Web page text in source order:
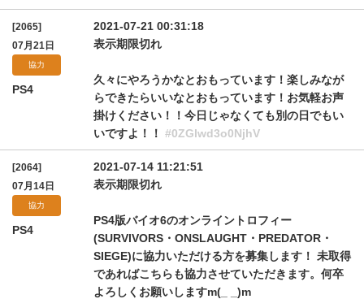
[2065]
07月21日
協力
PS4
2021-07-21 00:31:18
表示期限切れ
久々にやろうかなとおもっています！楽しみなが
らできたらいいなとおもっています！お気軽お声
掛けください！！今日じゃなくても別の日でもい
いですよ！！ #0ZGlwd3o0NjhV
[2064]
07月14日
協力
PS4
2021-07-14 11:21:51
表示期限切れ
PS4版バイオ6のオンライントロフィー
(SURVIVORS・ONSLAUGHT・PREDATOR・
SIEGE)に協力いただける方を募集します！ 未取得
であればこちらも協力させていただきます。何卒
よろしくお願いしますm(_ _)m